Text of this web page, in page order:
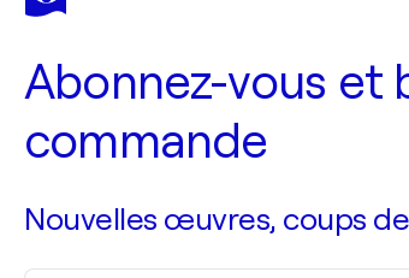
Abonnez-vous et
commande
Nouvelles œuvres, coups